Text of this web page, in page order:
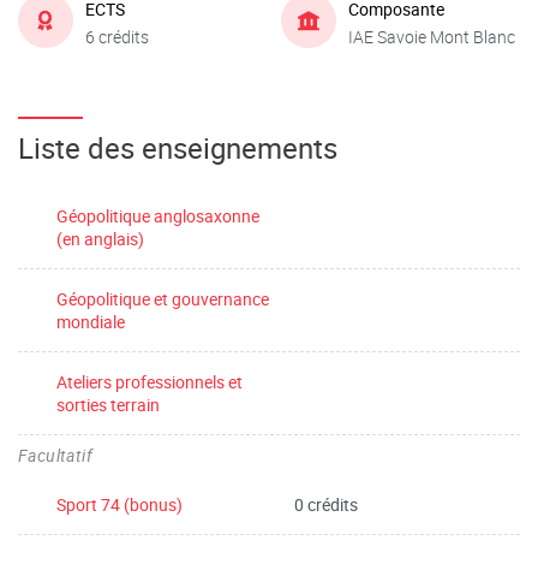
ECTS
6 crédits
Composante
IAE Savoie Mont Blanc
Liste des enseignements
Géopolitique anglosaxonne
(en anglais)
Géopolitique et gouvernance
mondiale
Ateliers professionnels et
sorties terrain
Facultatif
Sport 74 (bonus) 0 crédits